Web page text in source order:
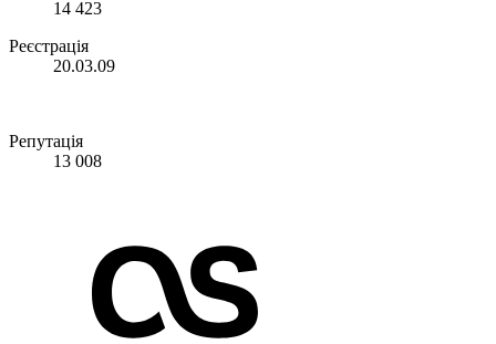
14 423
Реєстрація
20.03.09
Репутація
13 008